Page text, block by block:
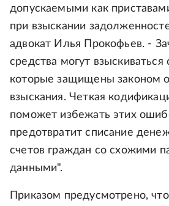
допускаемыми как
при взыскании
адвокат Илья Прокофьев. -
средства могут взыскиваться
которые защищены законом
взыскания. Четкая
поможет избежать этих
предотвратит списание
счетов граждан со схожими
данными".
Приказом предусмотрено,